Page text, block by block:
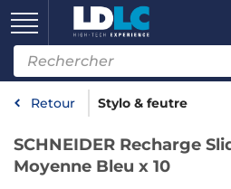
Retour Stylo & feutre
SCHNEIDER Recharge
Moyenne Bleu x 10